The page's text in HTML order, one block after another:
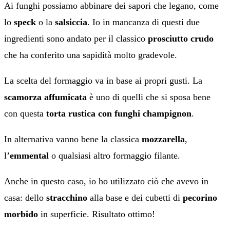
Ai funghi possiamo abbinare dei sapori che legano, come
lo speck o la salsiccia. Io in mancanza di questi due
ingredienti sono andato per il classico prosciutto crudo
che ha conferito una sapidità molto gradevole.
La scelta del formaggio va in base ai propri gusti. La
scamorza affumicata è uno di quelli che si sposa bene
con questa torta rustica con funghi champignon.
In alternativa vanno bene la classica mozzarella,
l’emmental o qualsiasi altro formaggio filante.
Anche in questo caso, io ho utilizzato ciò che avevo in
casa: dello stracchino alla base e dei cubetti di pecorino
morbido in superficie. Risultato ottimo!